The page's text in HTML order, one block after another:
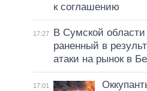
к соглашению
17:27
В Сумской
раненный в
атаки на рынок в
17:01